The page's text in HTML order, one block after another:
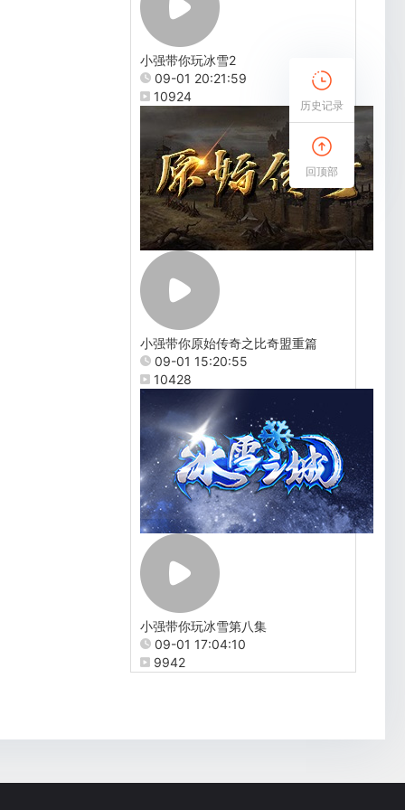
小强带你玩冰雪2
09-01 20:21:59
10924
小强带你原始传奇之比奇盟重篇
09-01 15:20:55
10428
小强带你玩冰雪第八集
09-01 17:04:10
9942
历史记录
回顶部